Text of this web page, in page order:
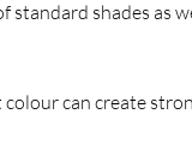
standard shades
can create